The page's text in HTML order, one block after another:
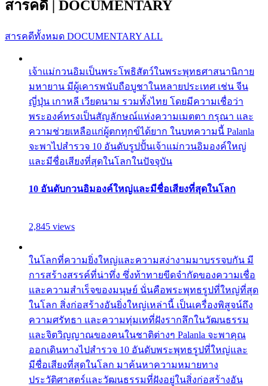
สารคดี | DOCUMENTARY
สารคดีทั้งหมด DOCUMENTARY ALL
เจ้าแม่กวนอิมเป็นพระโพธิสัตว์ในพระพุทธศาสนานิกาย
มหายาน มีผู้เคารพนับถือบูชาในหลายประเทศ เช่น จีน
ญี่ปุ่น เกาหลี เวียดนาม รวมทั้งไทย โดยมีความเชื่อว่า
พระองค์ทรงเป็นสัญลักษณ์แห่งความเมตตา กรุณา และ
ความช่วยเหลือแก่ผู้ตกทุกข์ได้ยาก ในบทความนี้ Palanla
จะพาไปสำรวจ 10 อันดับรูปปั้นเจ้าแม่กวนอิมองค์ใหญ่
และมีชื่อเสียงที่สุดในโลกในปัจจุบัน
10 อันดับกวนอิมองค์ใหญ่และมีชื่อเสียงที่สุดในโลก
2,845 views
ในโลกที่ความยิ่งใหญ่และความสง่างามมาบรรจบกัน มี
การสร้างสรรค์ที่น่าทึ่ง ซึ่งท้าทายขีดจำกัดของความเชื่อ
และความสำเร็จของมนุษย์ นั่นคือพระพุทธรูปที่ใหญ่ที่สุด
ในโลก สิ่งก่อสร้างอันยิ่งใหญ่เหล่านี้ เป็นเครื่องพิสูจน์ถึง
ความศรัทธา และความทุ่มเทที่ฝังรากลึกในวัฒนธรรม
และจิตวิญญาณของคนในชาติต่างๆ Palanla จะพาคุณ
ออกเดินทางไปสำรวจ 10 อันดับพระพุทธรูปที่ใหญ่และ
มีชื่อเสียงที่สุดในโลก มาค้นหาความหมายทาง
ประวัติศาสตร์และวัฒนธรรมที่ฝังอยู่ในสิ่งก่อสร้างอัน